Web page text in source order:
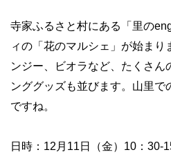
寺家ふるさと村にある「里の
ィの「花のマルシェ」が始ま
ンジー、ビオラなど、たくさん
ンググッズも並びます。山里で
ですね。
日時： 12 月 11 日（金） 10 ： 30-